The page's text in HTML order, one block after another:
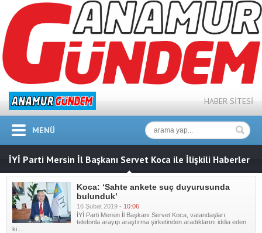
HABER SİTESİ
MENÜ
İYİ Parti Mersin İl Başkanı Servet Koca ile İlişkili Haberler
Koca: ‘Sahte ankete suç duyurusunda
bulunduk’
16 Şubat 2019 - 10:06
İYİ Parti Mersin İl Başkanı Servet Koca, vatandaşları
telefonla arayıp araştırma şirketinden aradıklarını iddia eden
ki ...